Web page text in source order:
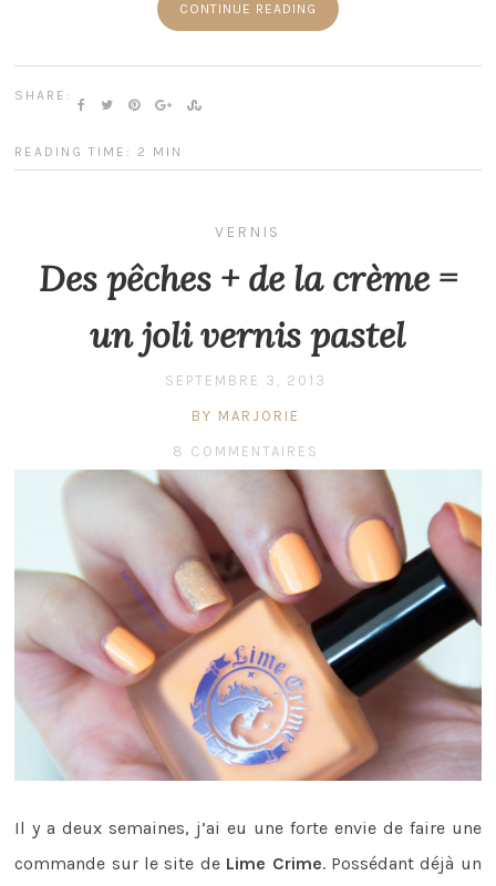
CONTINUE READING
SHARE:
READING TIME: 2 MIN
VERNIS
Des pêches + de la crème =
un joli vernis pastel
SEPTEMBRE 3, 2013
BY MARJORIE
8 COMMENTAIRES
Il y a deux semaines, j’ai eu une forte envie de faire une
commande sur le site de Lime Crime. Possédant déjà un